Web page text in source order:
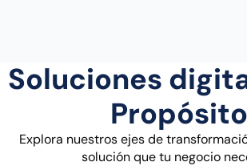
Soluciones
Propósito
Explora nuestros ejes de
solución que tu negocio